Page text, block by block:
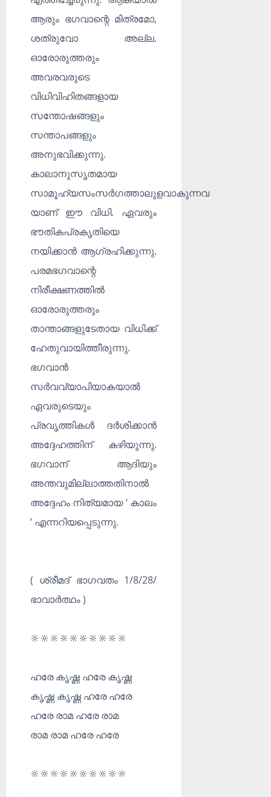
ആരും ഭഗവാന്റെ മിത്രമോ,
ശത്രുവോ അല്ല.
ഓരോരുത്തരും
അവരവരുടെ
വിധിവിഹിതങ്ങളായ
സന്തോഷങ്ങളും
സന്താപങ്ങളും
അനുഭവിക്കുന്നു.
കാലാനുസൃതമായ
സാമൂഹ്യസംസർഗത്താലുളവാകുന്നവ
യാണ് ഈ വിധി. ഏവരും
ഭൗതികപ്രകൃതിയെ
നയിക്കാൻ ആഗ്രഹിക്കുന്നു.
പരമഭഗവാന്റെ
നിരീക്ഷണത്തിൽ
ഓരോരുത്തരും
താന്താങ്ങളുടേതായ വിധിക്ക്
ഹേതുവായിത്തീരുന്നു.
ഭഗവാൻ
സർവവ്യാപിയാകയാൽ
ഏവരുടെയും
പ്രവൃത്തികൾ ദർശിക്കാൻ
അദ്ദേഹത്തിന് കഴിയുന്നു.
ഭഗവാന് ആദിയും
അന്തവുമില്ലാത്തതിനാൽ
അദ്ദേഹം നിത്യമായ ‘ കാലം
‘ എന്നറിയപ്പെടുന്നു.
( ശ്രീമദ്‌ ഭാഗവതം 1/8/28/
ഭാവാർത്ഥം )
🔆🔆🔆🔆🔆🔆🔆🔆🔆🔆
ഹരേ കൃഷ്ണ ഹരേ കൃഷ്ണ
കൃഷ്ണ കൃഷ്ണ ഹരേ ഹരേ
ഹരേ രാമ ഹരേ രാമ
രാമ രാമ ഹരേ ഹരേ
🔆🔆🔆🔆🔆🔆🔆🔆🔆🔆